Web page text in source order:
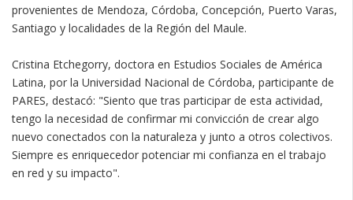
provenientes de Mendoza, Córdoba, Concepción, Puerto Varas,
Santiago y localidades de la Región del Maule.
Cristina Etchegorry, doctora en Estudios Sociales de América
Latina, por la Universidad Nacional de Córdoba, participante de
PARES, destacó: "Siento que tras participar de esta actividad,
tengo la necesidad de confirmar mi convicción de crear algo
nuevo conectados con la naturaleza y junto a otros colectivos.
Siempre es enriquecedor potenciar mi confianza en el trabajo
en red y su impacto".